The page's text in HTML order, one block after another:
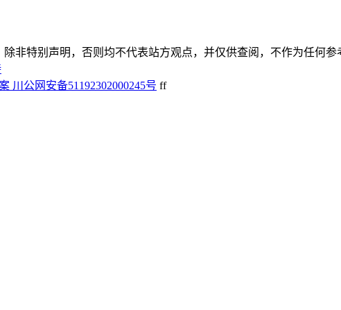
非特别声明，否则均不代表站方观点，并仅供查阅，不作为任何参
川公网安备51192302000245号 ff